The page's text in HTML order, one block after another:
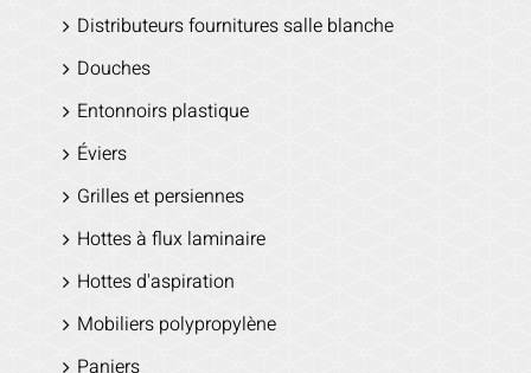
Distributeurs fournitures salle blanche
Douches
Entonnoirs plastique
Éviers
Grilles et persiennes
Hottes à flux laminaire
Hottes d'aspiration
Mobiliers polypropylène
Paniers